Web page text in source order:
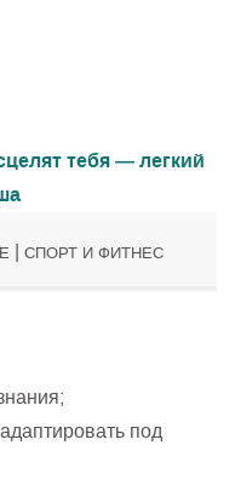
| СПОРТ И ФИТНЕС
под